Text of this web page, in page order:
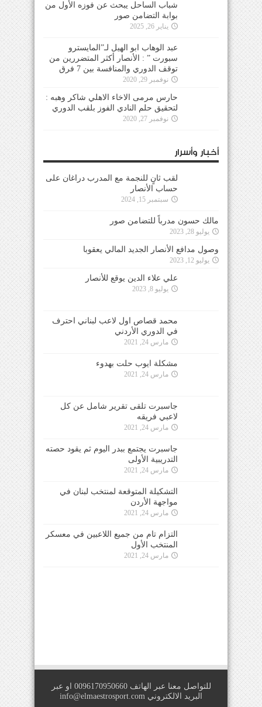
شباب الساحل يبحث عن فوزه الأول من
بوابة التضامن صور
يناير 26, 2025
عبد الوهاب ابو الهيل لـ”المايسترو
سبورت ” : الأنصار أكثر المتضررين من
توقف الدوري والمنافسة بين 7 فرق
نوفمبر 29, 2020
حارس مرمى الاخاء الاهلي شاكر وهبه :
لتحقيق حلم النادي الفوز بلقب الدوري
نوفمبر 27, 2020
أخبار وأسرار
لقب ثانٍ للنجمة مع المدرب دراغان على
حساب الأنصار
سبتمبر 15, 2024
مالك حسون مدرباً للتضامن صور
يوليو 28, 2023
وصول مدافع الأنصار الجديد المالي يعقوبا
يوليو 12, 2023
علي علاء الدين يوقع للأنصار
يوليو 8, 2023
محمد قصاص اول لاعب لبناني احترف
في الدوري الأردني
مارس 24, 2021
مشكلة ايوب حلت بهدوء
مارس 24, 2021
جاسبرت تلقى تقرير شامل عن كل
لاعبي فريقه
مارس 24, 2021
جاسبرت يجتمع ببدر اليوم ثم يقود حصته
التدريبية الأولى
مارس 24, 2021
التشكيلة المتوقعة لمنتخب لبنان في
مواجهة الأردن
مارس 24, 2021
التزام تام من جميع اللاعبين في معسكر
المنتخب الأول
مارس 24, 2021
للتواصل معنا عبر الهاتف 0096170950660 او عبر
البريد الالكتروني info@elmaestrosport.com